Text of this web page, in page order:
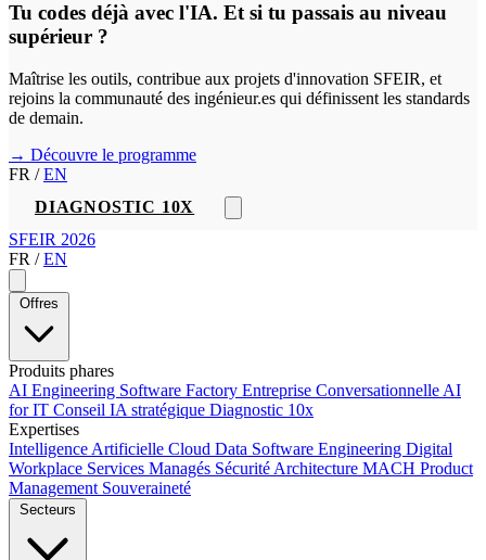
Tu codes déjà avec l'IA. Et si tu passais au niveau
supérieur ?
Maîtrise les outils, contribue aux projets d'innovation SFEIR, et
rejoins la communauté des ingénieur.es qui définissent les standards
de demain.
→ Découvre le programme
FR / EN
DIAGNOSTIC 10X
SFEIR 2026
FR / EN
Offres
Produits phares
AI Engineering Software Factory Entreprise Conversationnelle AI
for IT Conseil IA stratégique Diagnostic 10x
Expertises
Intelligence Artificielle Cloud Data Software Engineering Digital
Workplace Services Managés Sécurité Architecture MACH Product
Management Souveraineté
Secteurs